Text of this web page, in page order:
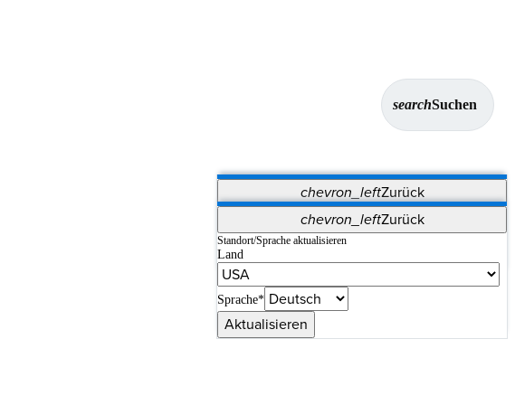
searchSuchen
chevron_leftZurück
Vet Systems OrthoPedia Patient
Supplier Portal
Synergy-Bildgebung und -Resektion
chevron_leftZurück
Standort/Sprache aktualisieren
Land
Sprache*
Aktualisieren